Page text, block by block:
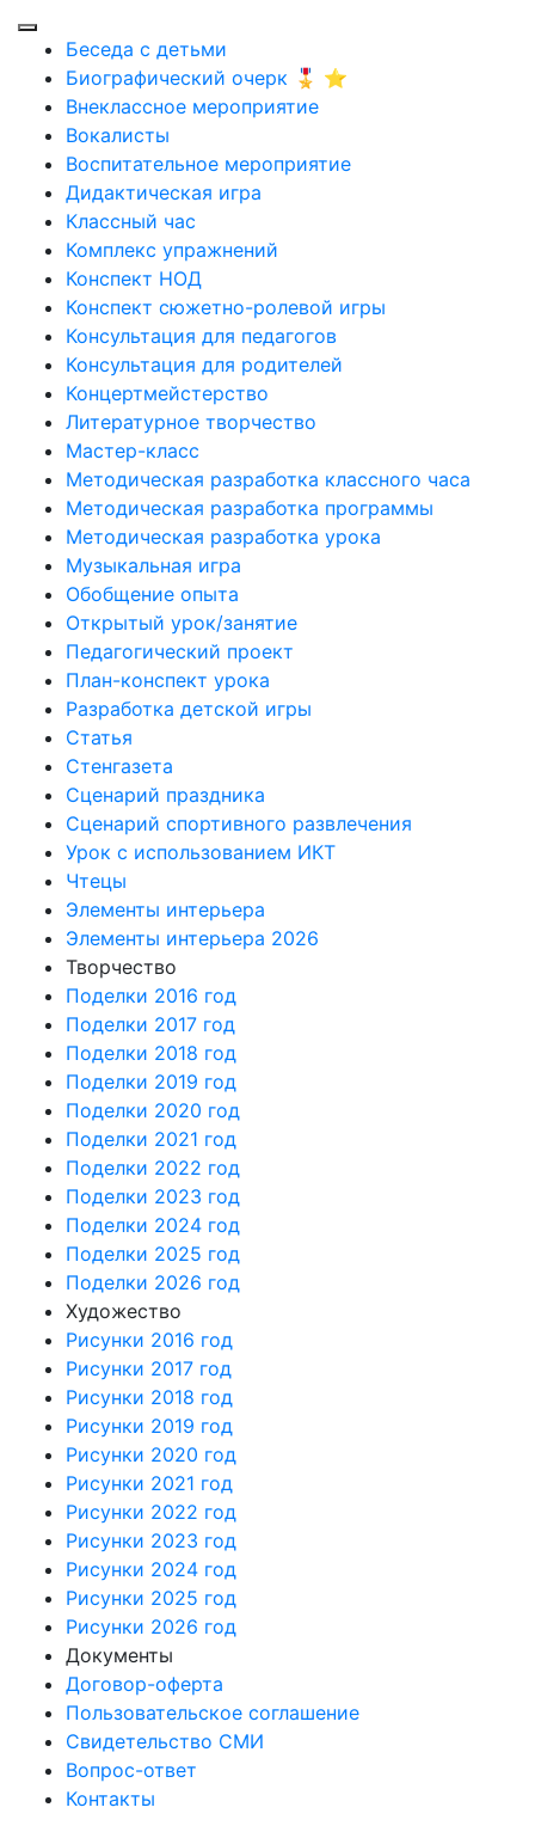
Беседа с детьми
Биографический очерк 🎖️ ⭐
Внеклассное мероприятие
Вокалисты
Воспитательное мероприятие
Дидактическая игра
Классный час
Комплекс упражнений
Конспект НОД
Конспект сюжетно-ролевой игры
Консультация для педагогов
Консультация для родителей
Концертмейстерство
Литературное творчество
Мастер-класс
Методическая разработка классного часа
Методическая разработка программы
Методическая разработка урока
Музыкальная игра
Обобщение опыта
Открытый урок/занятие
Педагогический проект
План-конспект урока
Разработка детской игры
Статья
Стенгазета
Сценарий праздника
Сценарий спортивного развлечения
Урок с использованием ИКТ
Чтецы
Элементы интерьера
Элементы интерьера 2026
Творчество
Поделки 2016 год
Поделки 2017 год
Поделки 2018 год
Поделки 2019 год
Поделки 2020 год
Поделки 2021 год
Поделки 2022 год
Поделки 2023 год
Поделки 2024 год
Поделки 2025 год
Поделки 2026 год
Художество
Рисунки 2016 год
Рисунки 2017 год
Рисунки 2018 год
Рисунки 2019 год
Рисунки 2020 год
Рисунки 2021 год
Рисунки 2022 год
Рисунки 2023 год
Рисунки 2024 год
Рисунки 2025 год
Рисунки 2026 год
Документы
Договор-оферта
Пользовательское соглашение
Свидетельство СМИ
Вопрос-ответ
Контакты